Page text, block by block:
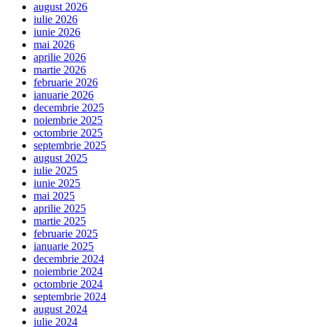
august 2026
iulie 2026
iunie 2026
mai 2026
aprilie 2026
martie 2026
februarie 2026
ianuarie 2026
decembrie 2025
noiembrie 2025
octombrie 2025
septembrie 2025
august 2025
iulie 2025
iunie 2025
mai 2025
aprilie 2025
martie 2025
februarie 2025
ianuarie 2025
decembrie 2024
noiembrie 2024
octombrie 2024
septembrie 2024
august 2024
iulie 2024